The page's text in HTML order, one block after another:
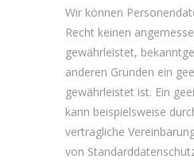
Wir können
Recht keinen
gewährleistet,
anderen Gründen ein
gewährleistet ist. Ein
kann beispielsweise
vertragliche
von